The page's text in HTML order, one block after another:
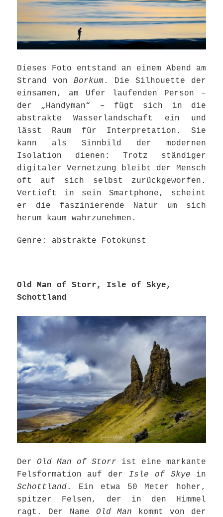
Dieses Foto entstand an einem Abend am
Strand von Borkum. Die Silhouette der
einsamen, am Ufer laufenden Person –
der „Handyman“ – fügt sich in die
abstrakte Wasserlandschaft ein und
lässt Raum für Interpretation. Sie
kann als Sinnbild der modernen
Isolation dienen: Trotz ständiger
digitaler Vernetzung bleibt der Mensch
oft auf sich selbst zurückgeworfen.
Vertieft in sein Smartphone, scheint
er die faszinierende Natur um sich
herum kaum wahrzunehmen.
Genre: abstrakte Fotokunst
Old Man of Storr, Isle of Skye,
Schottland
Der Old Man of Storr ist eine markante
Felsformation auf der Isle of Skye in
Schottland. Ein etwa 50 Meter hoher,
spitzer Felsen, der in den Himmel
ragt. Der Name Old Man kommt von der